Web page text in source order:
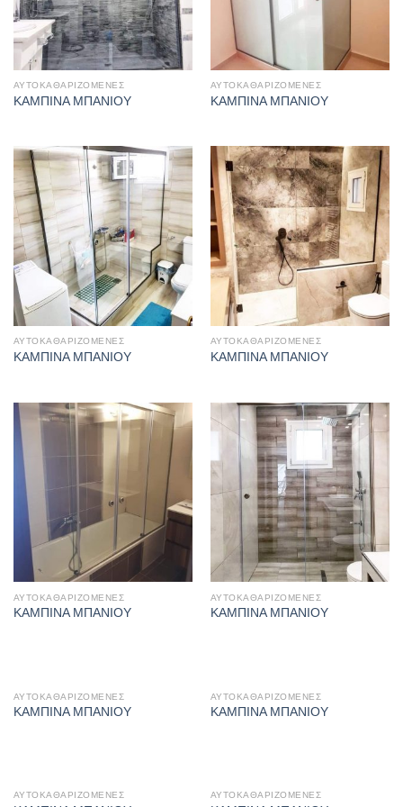
ΑΥΤΟΚΑΘΑΡΙΖΌΜΕΝΕΣ
ΚΑΜΠΙΝΑ ΜΠΑΝΙΟΥ
ΑΥΤΟΚΑΘΑΡΙΖΌΜΕΝΕΣ
ΚΑΜΠΙΝΑ ΜΠΑΝΙΟΥ
ΑΥΤΟΚΑΘΑΡΙΖΌΜΕΝΕΣ
ΚΑΜΠΙΝΑ ΜΠΑΝΙΟΥ
ΑΥΤΟΚΑΘΑΡΙΖΌΜΕΝΕΣ
ΚΑΜΠΙΝΑ ΜΠΑΝΙΟΥ
ΑΥΤΟΚΑΘΑΡΙΖΌΜΕΝΕΣ
ΚΑΜΠΙΝΑ ΜΠΑΝΙΟΥ
ΑΥΤΟΚΑΘΑΡΙΖΌΜΕΝΕΣ
ΚΑΜΠΙΝΑ ΜΠΑΝΙΟΥ
ΑΥΤΟΚΑΘΑΡΙΖΌΜΕΝΕΣ
ΚΑΜΠΙΝΑ ΜΠΑΝΙΟΥ
ΑΥΤΟΚΑΘΑΡΙΖΌΜΕΝΕΣ
ΚΑΜΠΙΝΑ ΜΠΑΝΙΟΥ
ΑΥΤΟΚΑΘΑΡΙΖΌΜΕΝΕΣ ΑΥΤΟΚΑΘΑΡΙΖΌΜΕΝΕΣ